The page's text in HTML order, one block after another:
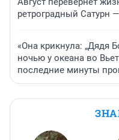
ретроградный Сатурн
«Она крикнула: „Дядя
ночью у океана во
последние минуты